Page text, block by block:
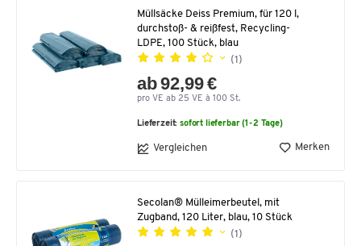
Müllsäcke Deiss Premium, für 120 l,
durchstoß- & reißfest, Recycling-
LDPE, 100 Stück, blau
(1)
ab 92,99 €
pro VE ab 25 VE à 100 St.
Lieferzeit:sofort lieferbar (1-2 Tage)
Vergleichen Merken
Secolan® Mülleimerbeutel, mit
Zugband, 120 Liter, blau, 10 Stück
(1)